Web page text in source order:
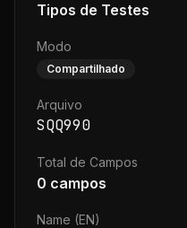
Tipos de Testes
Modo
Compartilhado
Arquivo
SQQ990
Total de Campos
0 campos
Name (EN)